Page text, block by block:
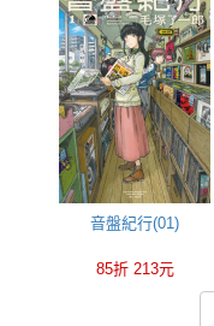
音盤紀行(01)
85折 213元